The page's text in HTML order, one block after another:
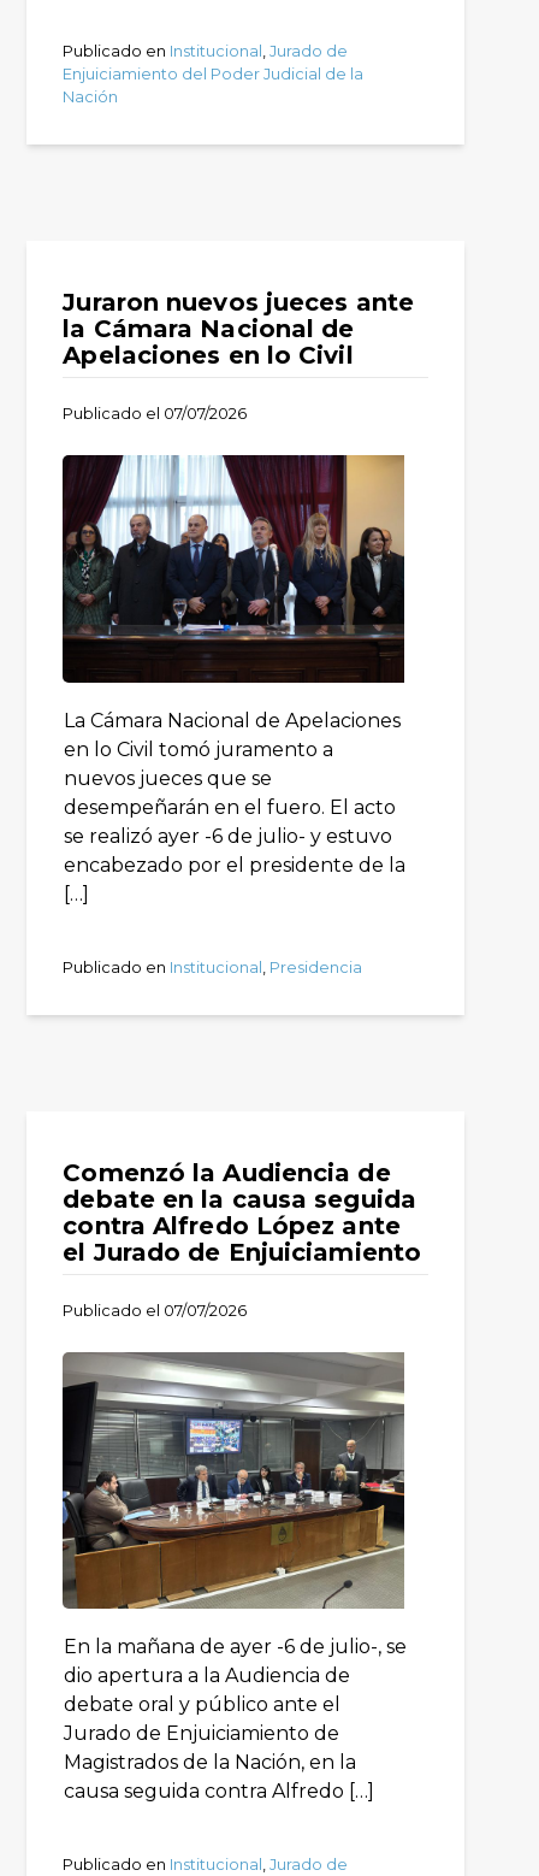
Publicado en Institucional ,Jurado de
Enjuiciamiento del Poder Judicial de la
Nación
Juraron nuevos jueces ante
la Cámara Nacional de
Apelaciones en lo Civil
Publicado el 07/07/2026
La Cámara Nacional de Apelaciones
en lo Civil tomó juramento a
nuevos jueces que se
desempeñarán en el fuero. El acto
se realizó ayer -6 de julio- y estuvo
encabezado por el presidente de la
[…]
Publicado en Institucional , Presidencia
Comenzó la Audiencia de
debate en la causa seguida
contra Alfredo López ante
el Jurado de Enjuiciamiento
Publicado el 07/07/2026
En la mañana de ayer -6 de julio-, se
dio apertura a la Audiencia de
debate oral y público ante el
Jurado de Enjuiciamiento de
Magistrados de la Nación, en la
causa seguida contra Alfredo […]
Publicado en Institucional ,Jurado de